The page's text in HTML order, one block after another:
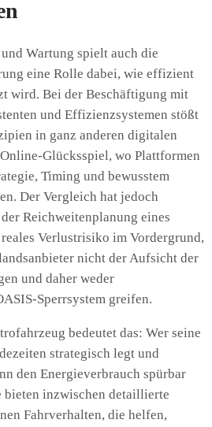
Wartung spielt auch die
eine Rolle dabei, wie effizient
wird. Bei der Beschäftigung mit
und Effizienzsystemen stößt
in ganz anderen digitalen
Glücksspiel, wo Plattformen
Timing und bewusstem
Der Vergleich hat jedoch
Reichweitenplanung eines
Verlustrisiko im Vordergrund,
nicht der Aufsicht der
und daher weder
Sperrsystem greifen.
bedeutet das: Wer seine
strategisch legt und
den Energieverbrauch spürbar
bieten inzwischen detaillierte
Fahrverhalten, die helfen,